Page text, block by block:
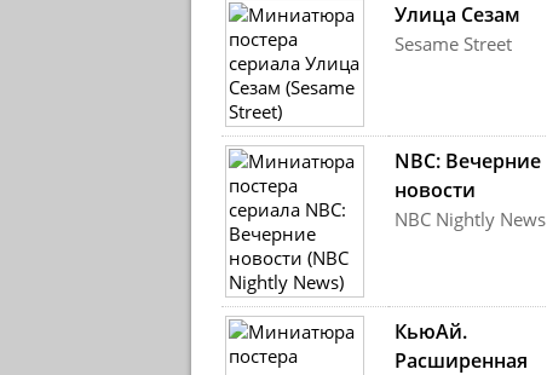
Улица Сезам
Sesame Street
NBC: Вечерние
новости
NBC Nightly News
КьюАй.
Расширенная